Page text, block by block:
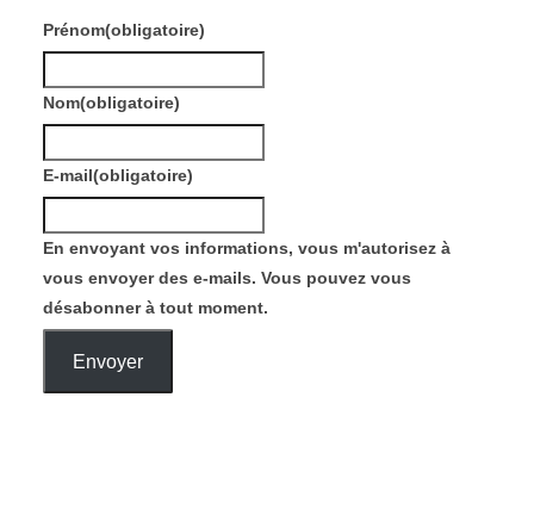
Prénom(obligatoire)
Nom(obligatoire)
E-mail(obligatoire)
En envoyant vos informations, vous m'autorisez à
vous envoyer des e-mails. Vous pouvez vous
désabonner à tout moment.
Envoyer